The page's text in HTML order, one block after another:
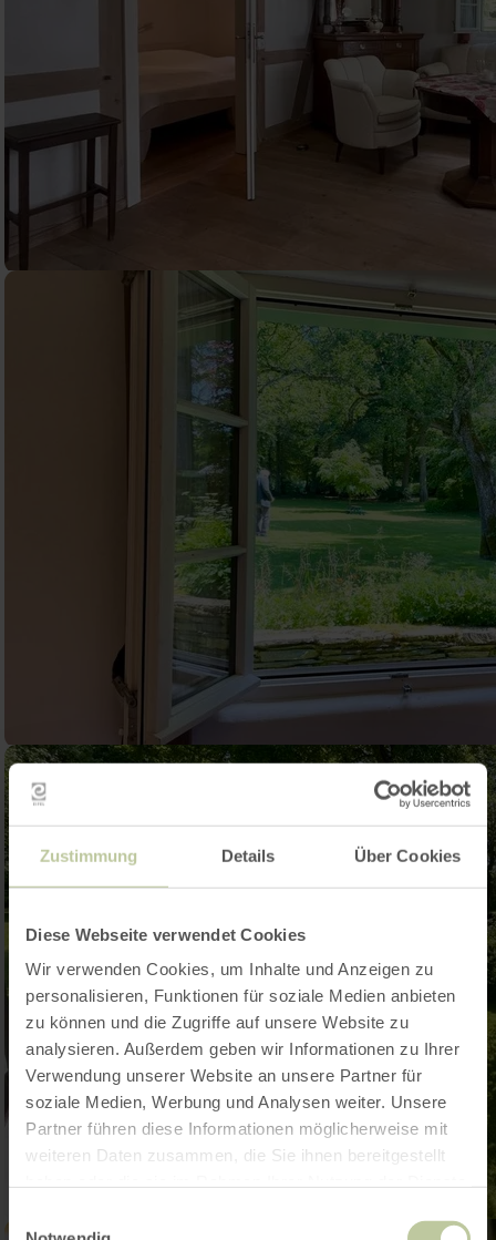
Zustimmung Details Über Cookies
Diese Webseite verwendet Cookies
Wir verwenden Cookies, um Inhalte und Anzeigen zu
personalisieren, Funktionen für soziale Medien anbieten
zu können und die Zugriffe auf unsere Website zu
analysieren. Außerdem geben wir Informationen zu Ihrer
Verwendung unserer Website an unsere Partner für
soziale Medien, Werbung und Analysen weiter. Unsere
Partner führen diese Informationen möglicherweise mit
weiteren Daten zusammen, die Sie ihnen bereitgestellt